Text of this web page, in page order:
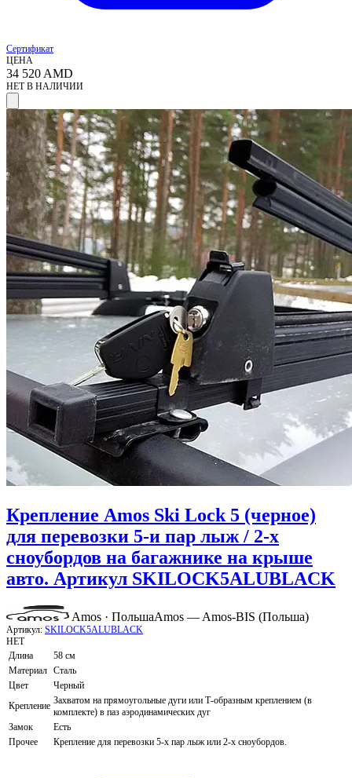
Сертификат
ЦЕНА
34 520 AMD
НЕТ В НАЛИЧИИ
Крепление Amos Ski Lock 5 (черное)
для перевозки 5-и пар лыж / 2-х
сноубордов на багажнике на крыше
авто. Артикул SKILOCK5ALUBLACK
Amos · ПольшаAmos — Amos-BIS (Польша)
Артикул: SKILOCK5ALUBLACK
НЕТ
Длина
58 см
Материал Сталь
Цвет
Черный
Крепление Захватом на прямоугольные дуги или Т-образным креплением (в
комплекте) в паз аэродинамических дуг
Замок
Есть
Прочее
Крепление для перевозки 5-х пар лыж или 2-х сноубордов.